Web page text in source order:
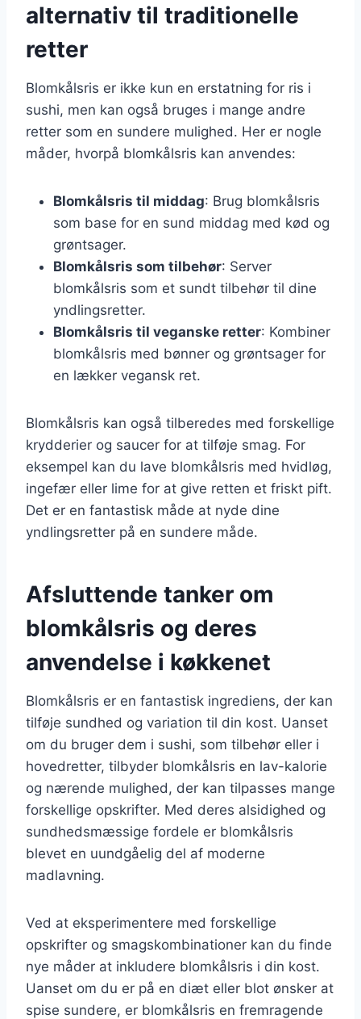
alternativ til traditionelle
retter
Blomkålsris er ikke kun en erstatning for ris i
sushi, men kan også bruges i mange andre
retter som en sundere mulighed. Her er nogle
måder, hvorpå blomkålsris kan anvendes:
Blomkålsris til middag: Brug blomkålsris
som base for en sund middag med kød og
grøntsager.
Blomkålsris som tilbehør: Server
blomkålsris som et sundt tilbehør til dine
yndlingsretter.
Blomkålsris til veganske retter: Kombiner
blomkålsris med bønner og grøntsager for
en lækker vegansk ret.
Blomkålsris kan også tilberedes med forskellige
krydderier og saucer for at tilføje smag. For
eksempel kan du lave blomkålsris med hvidløg,
ingefær eller lime for at give retten et friskt pift.
Det er en fantastisk måde at nyde dine
yndlingsretter på en sundere måde.
Afsluttende tanker om
blomkålsris og deres
anvendelse i køkkenet
Blomkålsris er en fantastisk ingrediens, der kan
tilføje sundhed og variation til din kost. Uanset
om du bruger dem i sushi, som tilbehør eller i
hovedretter, tilbyder blomkålsris en lav-kalorie
og nærende mulighed, der kan tilpasses mange
forskellige opskrifter. Med deres alsidighed og
sundhedsmæssige fordele er blomkålsris
blevet en uundgåelig del af moderne
madlavning.
Ved at eksperimentere med forskellige
opskrifter og smagskombinationer kan du finde
nye måder at inkludere blomkålsris i din kost.
Uanset om du er på en diæt eller blot ønsker at
spise sundere, er blomkålsris en fremragende